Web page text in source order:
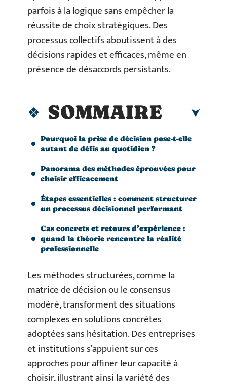
parfois à la logique sans empêcher la
réussite de choix stratégiques. Des
processus collectifs aboutissent à des
décisions rapides et efficaces, même en
présence de désaccords persistants.
SOMMAIRE
Pourquoi la prise de décision pose-t-elle
autant de défis au quotidien ?
Panorama des méthodes éprouvées pour
choisir efficacement
Étapes essentielles : comment structurer
un processus décisionnel performant
Cas concrets et retours d’expérience :
quand la théorie rencontre la réalité
professionnelle
Les méthodes structurées, comme la
matrice de décision ou le consensus
modéré, transforment des situations
complexes en solutions concrètes
adoptées sans hésitation. Des entreprises
et institutions s’appuient sur ces
approches pour affiner leur capacité à